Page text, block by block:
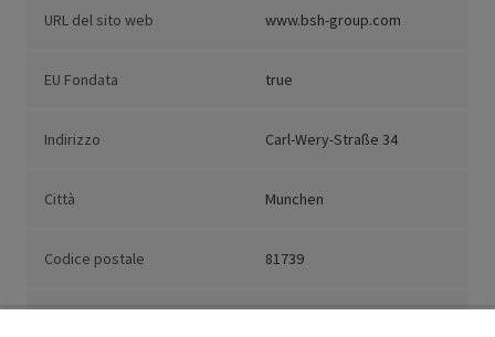
URL del sito web www.bsh-group.com
EU Fondata true
Indirizzo Carl-Wery-Straße 34
Città Munchen
Codice postale 81739